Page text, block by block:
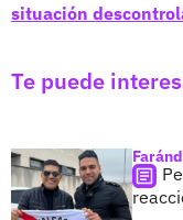
situación
Te puede